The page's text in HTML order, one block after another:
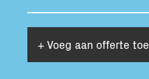
+ Voeg aan offerte toe